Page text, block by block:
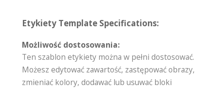
Etykiety Template Specifications:
Możliwość dostosowania:
Ten szablon etykiety można w pełni dostosować.
Możesz edytować zawartość, zastępować obrazy,
zmieniać kolory, dodawać lub usuwać bloki